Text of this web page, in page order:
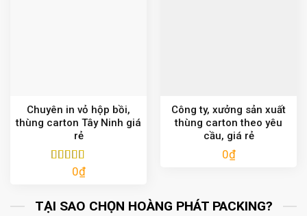
Chuyên in vỏ hộp bồi,
thùng carton Tây Ninh giá
rẻ
Được xếp
0₫
Công ty, xưởng sản xuất
thùng carton theo yêu
cầu, giá rẻ
0₫
TẠI SAO CHỌN HOÀNG PHÁT PACKING?